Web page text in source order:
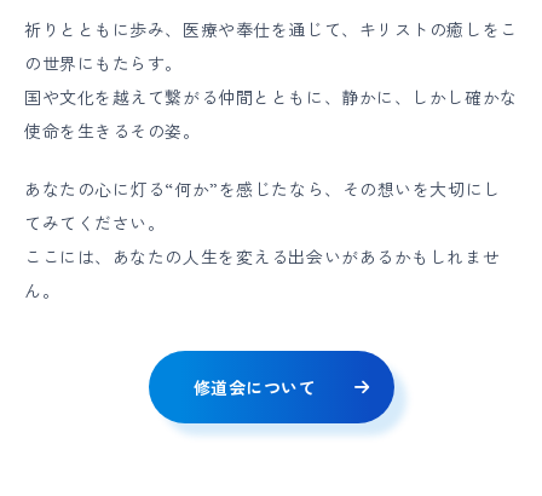
祈りとともに歩み、医療や奉仕を通じて、キリストの癒しをこ
の世界にもたらす。
国や文化を越えて繋がる仲間とともに、静かに、しかし確かな
使命を生きるその姿。
あなたの心に灯る“何か”を感じたなら、その想いを大切にし
てみてください。
ここには、あなたの人生を変える出会いがあるかもしれませ
ん。
修道会について